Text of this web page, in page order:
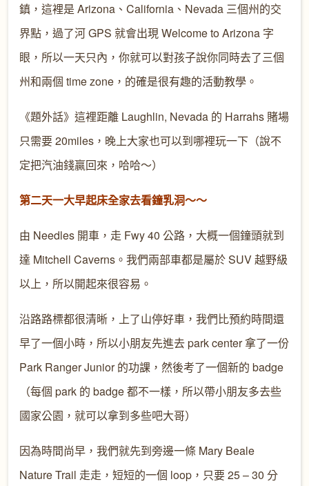
鎮，這裡是 Arizona、California、Nevada 三個州的交
界點，過了河 GPS 就會出現 Welcome to Arizona 字
眼，所以一天只內，你就可以對孩子說你同時去了三個
州和兩個 time zone，的確是很有趣的活動教學。
《題外話》這裡距離 Laughlin, Nevada 的 Harrahs 賭場
只需要 20miles，晚上大家也可以到哪裡玩一下（說不
定把汽油錢贏回來，哈哈～）
第二天一大早起床全家去看鐘乳洞～～
由 Needles 開車，走 Fwy 40 公路，大概一個鐘頭就到
達 Mitchell Caverns。我們兩部車都是屬於 SUV 越野級
以上，所以開起來很容易。
沿路路標都很清晰，上了山停好車，我們比預約時間還
早了一個小時，所以小朋友先進去 park center 拿了一份
Park Ranger Junior 的功課，然後考了一個新的 badge
（每個 park 的 badge 都不一樣，所以帶小朋友多去些
國家公園，就可以拿到多些吧大哥）
因為時間尚早，我們就先到旁邊一條 Mary Beale
Nature Trail 走走，短短的一個 loop，只要 25 – 30 分